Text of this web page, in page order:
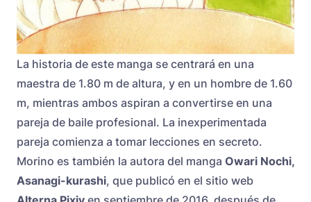
La historia de este manga se centrará en una
maestra de 1.80 m de altura, y en un hombre de 1.60
m, mientras ambos aspiran a convertirse en una
pareja de baile profesional. La inexperimentada
pareja comienza a tomar lecciones en secreto.
Morino es también la autora del manga Owari Nochi,
Asanagi-kurashi, que publicó en el sitio web